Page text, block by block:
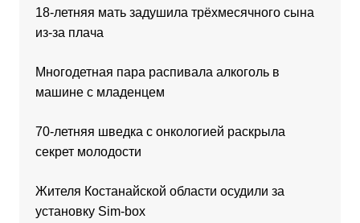
18-летняя мать задушила трёхмесячного сына
из-за плача
Многодетная пара распивала алкоголь в
машине с младенцем
70-летняя шведка с онкологией раскрыла
секрет молодости
Жителя Костанайской области осудили за
установку Sim-box